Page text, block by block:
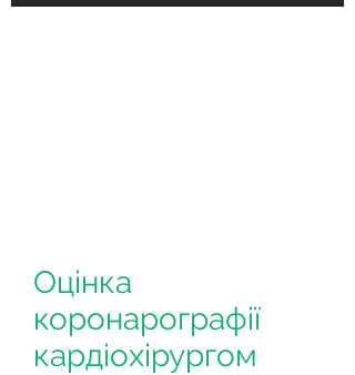
Оцінка
коронарографії
кардіохірургом